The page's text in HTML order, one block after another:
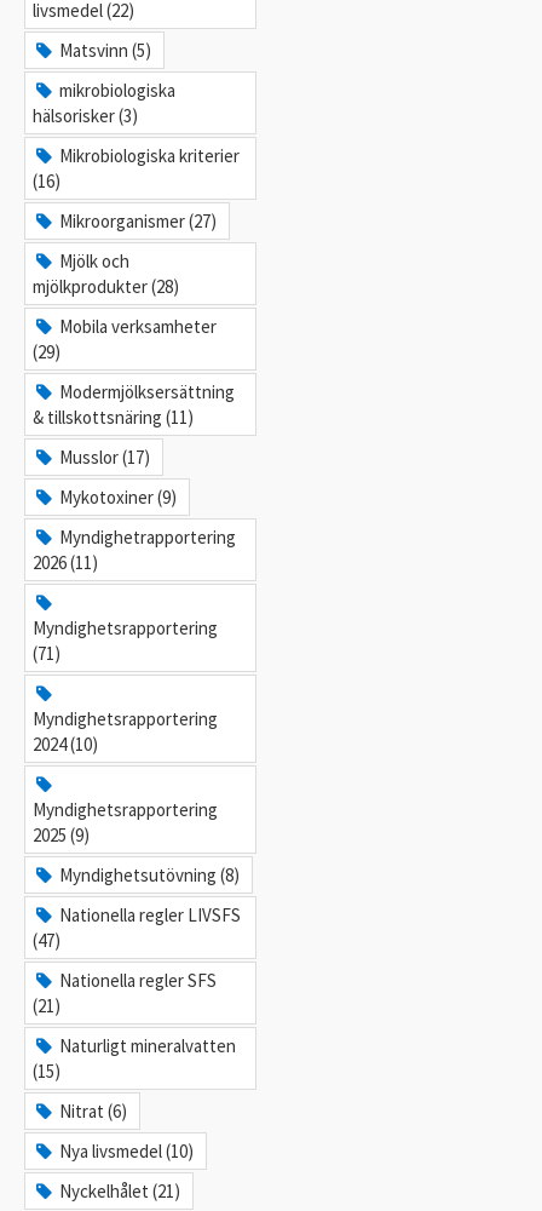
livsmedel (22)
Matsvinn (5)
mikrobiologiska
hälsorisker (3)
Mikrobiologiska kriterier
(16)
Mikroorganismer (27)
Mjölk och
mjölkprodukter (28)
Mobila verksamheter
(29)
Modermjölksersättning
& tillskottsnäring (11)
Musslor (17)
Mykotoxiner (9)
Myndighetrapportering
2026 (11)
Myndighetsrapportering
(71)
Myndighetsrapportering
2024 (10)
Myndighetsrapportering
2025 (9)
Myndighetsutövning (8)
Nationella regler LIVSFS
(47)
Nationella regler SFS
(21)
Naturligt mineralvatten
(15)
Nitrat (6)
Nya livsmedel (10)
Nyckelhålet (21)